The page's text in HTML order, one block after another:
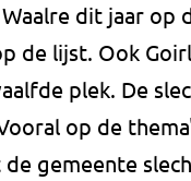
dit jaar op
de lijst. Ook
plek. De
op de
gemeente